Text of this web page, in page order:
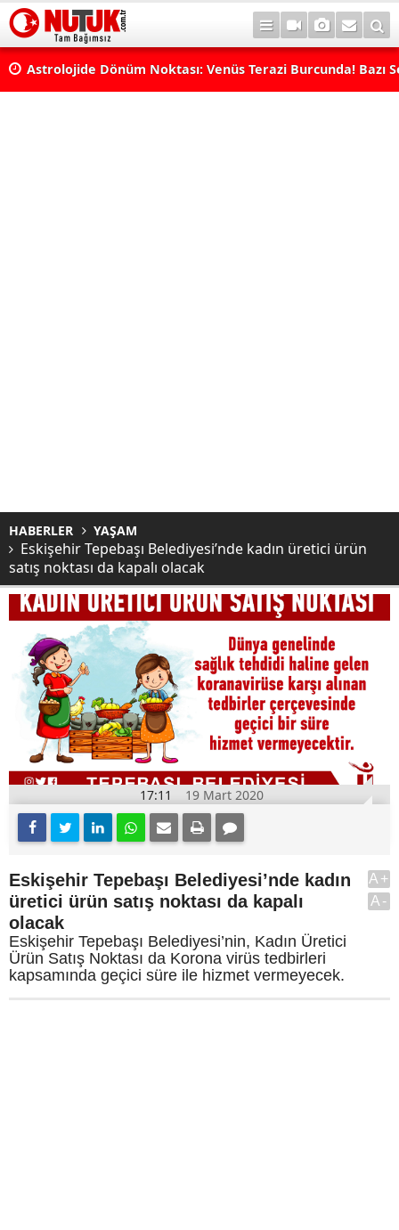
Astrolojide Dönüm Noktası: Venüs Terazi Burcunda! Bazı
HABERLER YAŞAM
Eskişehir Tepebaşı Belediyesi’nde kadın üretici ürün
satış noktası da kapalı olacak
17:11 19 Mart 2020
Eskişehir Tepebaşı Belediyesi’nde kadın
üretici ürün satış noktası da kapalı
olacak
Eskişehir Tepebaşı Belediyesi’nin, Kadın Üretici
Ürün Satış Noktası da Korona virüs tedbirleri
kapsamında geçici süre ile hizmet vermeyecek.
A+
A-